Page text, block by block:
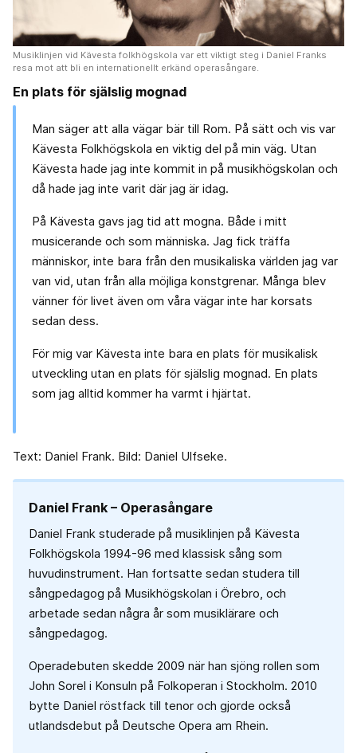
Musiklinjen vid Kävesta folkhögskola var ett viktigt steg i Daniel Franks
resa mot att bli en internationellt erkänd operasångare.
En plats för själslig mognad
Man säger att alla vägar bär till Rom. På sätt och vis var
Kävesta Folkhögskola en viktig del på min väg. Utan
Kävesta hade jag inte kommit in på musikhögskolan och
då hade jag inte varit där jag är idag.
På Kävesta gavs jag tid att mogna. Både i mitt
musicerande och som människa. Jag fick träffa
människor, inte bara från den musikaliska världen jag var
van vid, utan från alla möjliga konstgrenar. Många blev
vänner för livet även om våra vägar inte har korsats
sedan dess.
För mig var Kävesta inte bara en plats för musikalisk
utveckling utan en plats för själslig mognad. En plats
som jag alltid kommer ha varmt i hjärtat.
Text: Daniel Frank. Bild: Daniel Ulfseke.
Daniel Frank – Operasångare
Daniel Frank studerade på musiklinjen på Kävesta
Folkhögskola 1994-96 med klassisk sång som
huvudinstrument. Han fortsatte sedan studera till
sångpedagog på Musikhögskolan i Örebro, och
arbetade sedan några år som musiklärare och
sångpedagog.
Operadebuten skedde 2009 när han sjöng rollen som
John Sorel i Konsuln på Folkoperan i Stockholm. 2010
bytte Daniel röstfack till tenor och gjorde också
utlandsdebut på Deutsche Opera am Rhein.